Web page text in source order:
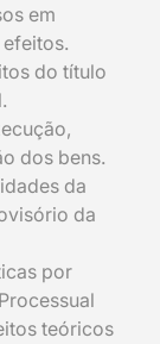
em
do título
dos bens.
da
da
por
teóricos